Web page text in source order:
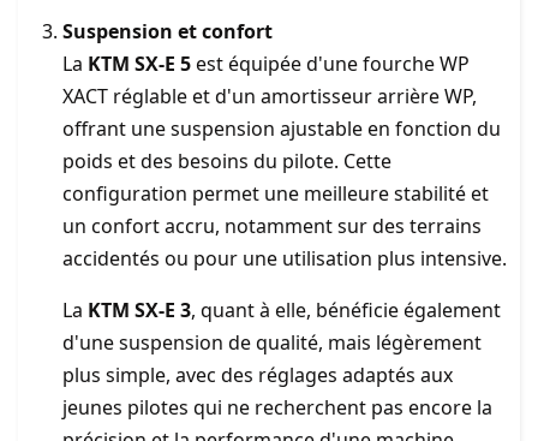
Suspension et confort
La KTM SX-E 5est équipée d'une fourche WP
XACT réglable et d'un amortisseur arrière WP,
offrant une suspension ajustable en fonction du
poids et des besoins du pilote. Cette
configuration permet une meilleure stabilité et
un confort accru, notamment sur des terrains
accidentés ou pour une utilisation plus intensive.
La KTM SX-E 3, quant à elle, bénéficie également
d'une suspension de qualité, mais légèrement
plus simple, avec des réglages adaptés aux
jeunes pilotes qui ne recherchent pas encore la